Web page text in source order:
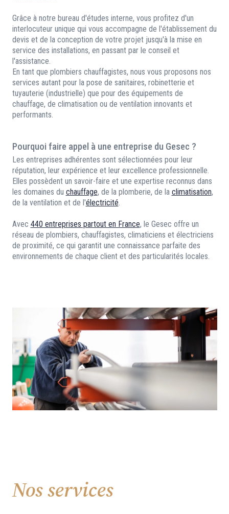
Grâce à notre bureau d'études interne, vous profitez d'un
interlocuteur unique qui vous accompagne de l'établissement du
devis et de la conception de votre projet jusqu'à la mise en
service des installations, en passant par le conseil et
l'assistance.
En tant que plombiers chauffagistes, nous vous proposons nos
services autant pour la pose de sanitaires, robinetterie et
tuyauterie (industrielle) que pour des équipements de
chauffage, de climatisation ou de ventilation innovants et
performants.
Pourquoi faire appel à une entreprise du Gesec ?
Les entreprises adhérentes sont sélectionnées pour leur
réputation, leur expérience et leur excellence professionnelle.
Elles possèdent un savoir-faire et une expertise reconnus dans
les domaines du chauffage, de la plomberie, de la climatisation,
de la ventilation et de l'électricité.
Avec 440 entreprises partout en France, le Gesec offre un
réseau de plombiers, chauffagistes, climaticiens et électriciens
de proximité, ce qui garantit une connaissance parfaite des
environnements de chaque client et des particularités locales.
Nos services